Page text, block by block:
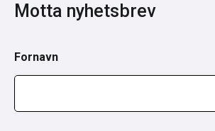
Motta nyhetsbrev
Fornavn